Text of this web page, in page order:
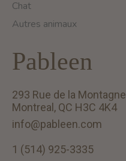
Chat
Autres animaux
Pableen
293 Rue de la Montagne
Montreal, QC H3C 4K4
info@pableen.com
1 (514) 925-3335